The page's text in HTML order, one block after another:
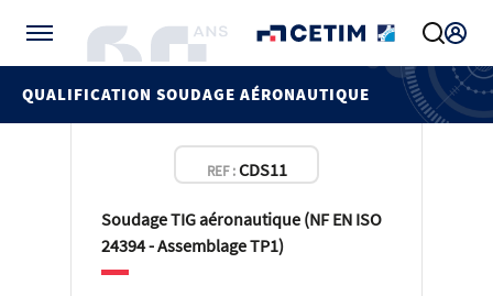
QUALIFICATION SOUDAGE AÉRONAUTIQUE
REF :CDS11
Soudage TIG aéronautique (NF EN ISO
24394 - Assemblage TP1)